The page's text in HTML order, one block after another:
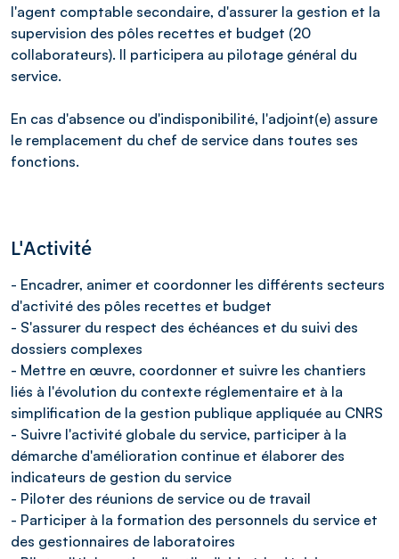
l'agent comptable secondaire, d'assurer la gestion et la
supervision des pôles recettes et budget (20
collaborateurs). Il participera au pilotage général du
service.
En cas d'absence ou d'indisponibilité, l'adjoint(e) assure
le remplacement du chef de service dans toutes ses
fonctions.
L'Activité
- Encadrer, animer et coordonner les différents secteurs
d'activité des pôles recettes et budget
- S'assurer du respect des échéances et du suivi des
dossiers complexes
- Mettre en œuvre, coordonner et suivre les chantiers
liés à l'évolution du contexte réglementaire et à la
simplification de la gestion publique appliquée au CNRS
- Suivre l'activité globale du service, participer à la
démarche d'amélioration continue et élaborer des
indicateurs de gestion du service
- Piloter des réunions de service ou de travail
- Participer à la formation des personnels du service et
des gestionnaires de laboratoires